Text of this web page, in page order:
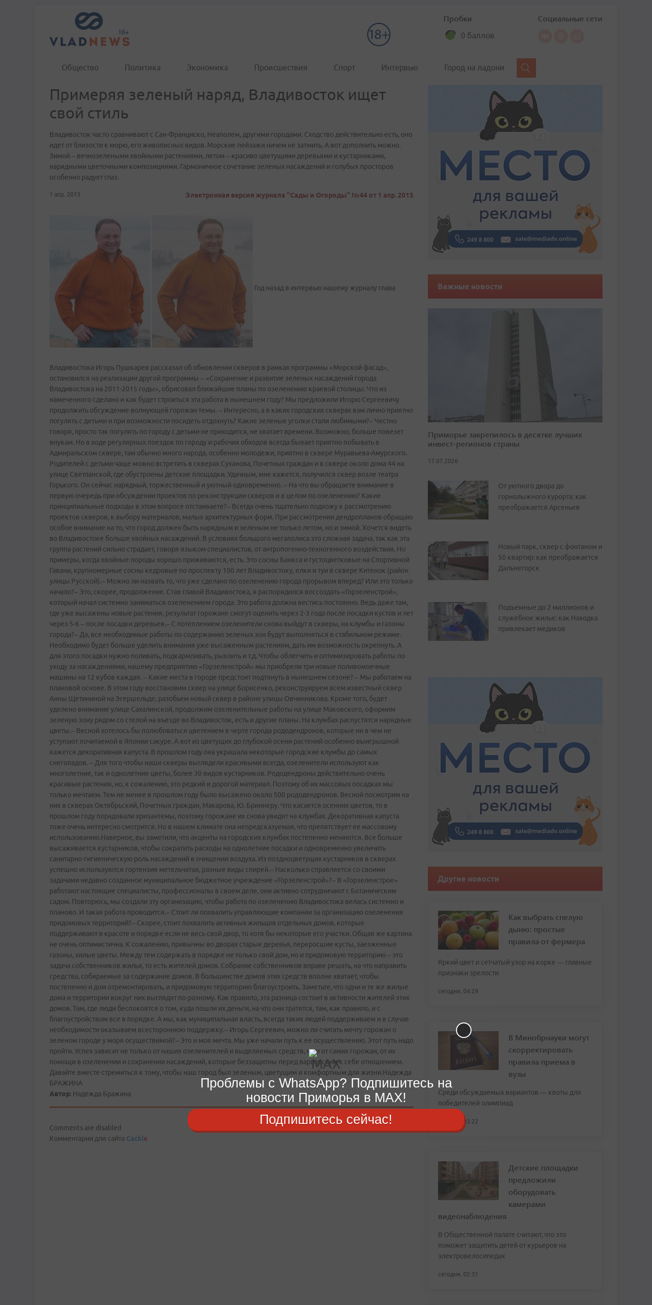
Пробки
0 баллов
Социальные сети
Общество Политика Экономика Происшествия Спорт Интервью Город на ладони
Примеряя зеленый наряд, Владивосток ищет
свой стиль
Владивосток часто сравнивают с Сан-Франциско, Неаполем, другими городами. Сходство действительно есть, оно
идет от близости к морю, его живописных видов. Морские пейзажи ничем не затмить. А вот дополнить можно.
Зимой – вечнозелеными хвойными растениями, летом – красиво цветущими деревьями и кустарниками,
нарядными цветочными композициями. Гармоничное сочетание зеленых насаждений и голубых просторов
особенно радует глаз.
1 апр. 2013 Электронная версия журнала "Сады и Огороды" №44 от 1 апр. 2013
Год назад в интервью нашему журналу глава
Владивостока Игорь Пушкарев рассказал об обновлении скверов в рамках программы «Морской фасад»,
остановился на реализации другой программы – «Сохранение и развитие зеленых насаждений города
Владивостока на 2011-2015 годы», обрисовал ближайшие планы по озеленению краевой столицы. Что из
намеченного сделано и как будет строиться эта работа в нынешнем году? Мы предложили Игорю Сергеевичу
продолжить обсуждение волнующей горожан темы. – Интересно, а в каких городских скверах вам лично приятно
погулять с детьми и при возможности посидеть отдохнуть? Какие зеленые уголки стали любимыми?– Честно
говоря, просто так погулять по городу с детьми не приходится, не хватает времени. Возможно, больше повезет
внукам. Но в ходе регулярных поездок по городу и рабочих обходов всегда бывает приятно побывать в
Адмиральском сквере, там обычно много народа, особенно молодежи, приятно в сквере Муравьева-Амурского.
Родителей с детьми чаще можно встретить в скверах Суханова, Почетных граждан и в сквере около дома 44 на
улице Светланской, где обустроены детские площадки. Удачным, мне кажется, получился сквер возле театра
Горького. Он сейчас нарядный, торжественный и уютный одновременно. – На что вы обращаете внимание в
первую очередь при обсуждении проектов по реконструкции скверов и в целом по озеленению? Какие
принципиальные подходы в этом вопросе отстаиваете?– Всегда очень тщательно подхожу к рассмотрению
проектов скверов, к выбору материалов, малых архитектурных форм. При рассмотрении дендропланов обращаю
особое внимание на то, что город должен быть нарядным и зеленым не только летом, но и зимой. Хочется видеть
во Владивостоке больше хвойных насаждений. В условиях большого мегаполиса это сложная задача, так как эта
группа растений сильно страдает, говоря языком специалистов, от антропогенно-техногенного воздействия. Но
примеры, когда хвойные породы хорошо приживаются, есть. Это сосны Банкса и густоцветковые на Спортивной
Гавани, крупномерные сосны кедровые по проспекту 100 лет Владивостоку, елки и туи в сквере Китенок (район
улицы Русской).– Можно ли назвать то, что уже сделано по озеленению города прорывом вперед? Или это только
начало?– Это, скорее, продолжение. Став главой Владивостока, я распорядился воссоздать «Горзеленстрой»,
который начал системно заниматься озеленением города. Это работа должна вестись постоянно. Ведь даже там,
где уже высажены новые растения, результат горожане смогут оценить через 2-3 года после посадки кустов и лет
через 5-6 – после посадки деревьев.– С потеплением озеленители снова выйдут в скверы, на клумбы и газоны
города?– Да, все необходимые работы по содержанию зеленых зон будут выполняться в стабильном режиме.
Необходимо будет больше уделить внимания уже высаженным растениям, дать им возможность окрепнуть. А
для этого посадки нужно поливать, подкармливать, рыхлить и т.д. Чтобы облегчить и оптимизировать работы по
уходу за насаждениями, нашему предприятию «Горзеленстрой» мы приобрели три новые поливомоечные
машины на 12 кубов каждая. – Какие места в городе предстоит подтянуть в нынешнем сезоне? – Мы работаем на
плановой основе. В этом году восстановим сквер на улице Борисенко, реконструируем всем известный сквер
Анны Щетининой на Эгершельде, разобьем новый сквер в районе улицы Овчинникова. Кроме того, будет
уделено внимание улице Сахалинской, продолжим озеленительные работы на улице Маковского, оформим
зеленую зону рядом со стелой на въезде во Владивосток, есть и другие планы. На клумбах распустятся нарядные
цветы.– Весной хотелось бы полюбоваться цветением в черте города рододендронов, которые ни в чем не
уступают почитаемой в Японии сакуре. А вот из цветущих до глубокой осени растений особенно выигрышной
кажется декоративная капуста. В прошлом году она украшала некоторые городские клумбы до самых
снегопадов. – Для того чтобы наши скверы выглядели красивыми всегда, озеленители используют как
многолетние, так и однолетние цветы, более 30 видов кустарников. Рододендроны действительно очень
красивые растения, но, к сожалению, это редкий и дорогой материал. Поэтому об их массовых посадках мы
только мечтаем. Тем не менее в прошлом году было высажено около 500 рододендронов. Весной посмотрим на
них в скверах Октябрьский, Почетных граждан, Макарова, Ю. Бриннеру. Что касается осенних цветов, то в
прошлом году порадовали хризантемы, поэтому горожане их снова увидят на клумбах. Декоративная капуста
тоже очень интересно смотрится. Но в нашем климате она непредсказуемая, что препятствует ее массовому
использованию.Наверное, вы заметили, что акценты на городских клумбах постепенно меняются. Все больше
высаживается кустарников, чтобы сократить расходы на однолетние посадки и одновременно увеличить
санитарно-гигиеническую роль насаждений в очищении воздуха. Из поздноцветущих кустарников в скверах
успешно используются гортензия метельчатая, разные виды спирей.– Насколько справляется со своими
задачами недавно созданное муниципальное бюджетное учреждение «Горзеленстрой»?– В «Горзеленстрое»
работают настоящие специалисты, профессионалы в своем деле, они активно сотрудничают с Ботаническим
садом. Повторюсь, мы создали эту организацию, чтобы работа по озеленению Владивостока велась системно и
планово. И такая работа проводится.– Стоит ли похвалить управляющие компании за организацию озеленения
придомовых территорий?– Скорее, стоит похвалить активных жильцов отдельных домов, которые
поддерживают в красоте и порядке если не весь свой двор, то хотя бы некоторые его участки. Общая же картина
не очень оптимистична. К сожалению, привычны во дворах старые деревья, переросшие кусты, заезженные
газоны, хилые цветы. Между тем содержать в порядке не только свой дом, но и придомовую территорию – это
задача собственников жилья, то есть жителей домов. Собрание собственников вправе решать, на что направить
средства, собираемые за содержание домов. В большинстве домов этих средств вполне хватает, чтобы
постепенно и дом отремонтировать, и придомовую территорию благоустроить. Заметьте, что одни и те же жилые
дома и территории вокруг них выглядят по-разному. Как правило, эта разница состоит в активности жителей этих
домов. Там, где люди беспокоятся о том, куда пошли их деньги, на что они тратятся, там, как правило, и с
благоустройством все в порядке. А мы, как муниципальная власть, всегда таких людей поддерживаем и в случае
необходимости оказываем всестороннюю поддержку.– Игорь Сергеевич, можно ли считать мечту горожан о
зеленом городе у моря осуществимой?– Это и моя мечта. Мы уже начали путь к ее осуществлению. Этот путь надо
пройти. Успех зависит не только от наших озеленителей и выделяемых средств, но и от самих горожан, от их
помощи в озеленении и сохранении насаждений, которые беззащитны перед варварским к себе отношением.
Давайте вместе стремиться к тому, чтобы наш город был зеленым, цветущим и комфортным для жизни.Надежда
БРАЖИНА
Автор: Надежда Бражина
Comments are disabled
Комментарии для сайта Cackle
Важные новости
Приморье закрепилось в десятке лучших
инвест-регионов страны
17.07.2026
От уютного двора до
горнолыжного курорта: как
преображается Арсеньев
Новый парк, сквер с фонтаном и
50 квартир: как преображается
Дальнегорск
Подъемные до 2 миллионов и
служебное жилье: как Находка
привлекает медиков
Другие новости
Как выбрать спелую
дыню: простые
правила от фермера
Яркий цвет и сетчатый узор на корке — главные
признаки зрелости
сегодня, 04:29
В Минобрнауки могут
скорректировать
правила приема в
вузы
Среди обсуждаемых вариантов — квоты для
победителей олимпиад
сегодня, 03:22
Детские площадки
предложили
оборудовать
камерами
видеонаблюдения
В Общественной палате считают, что это
поможет защитить детей от курьеров на
электровелосипедах
сегодня, 02:31
Проблемы с WhatsApp? Подпишитесь на
новости Приморья в MAX!
Подпишитесь сейчас!